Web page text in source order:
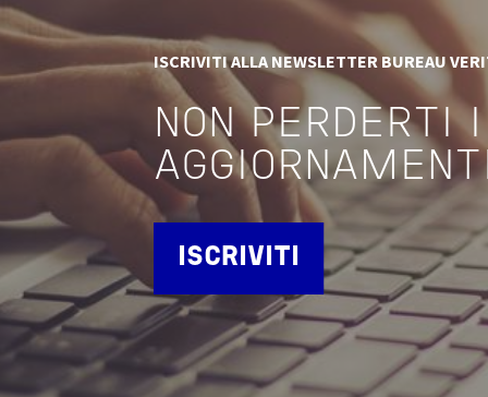
ISCRIVITI ALLA NEWSLETTER BUREAU
NON PERDERTI
ISCRIVITI